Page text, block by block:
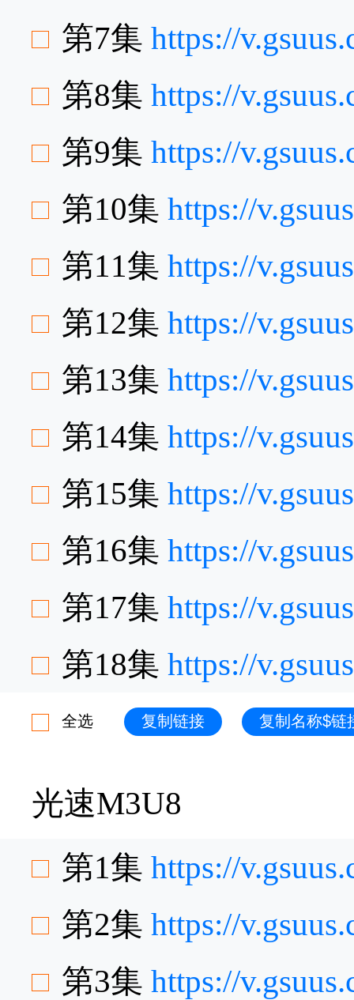
第7集 https://
第8集 https://
第9集 https://
第10集 https://
第11集 https://
第12集 https://
第13集 https://
第14集 https://
第15集 https://
第16集 https://
第17集 https://
第18集 https://
全选 复制链接 复制名称$链
光速M3U8
第1集 https://
第2集 https://
第3集 https://